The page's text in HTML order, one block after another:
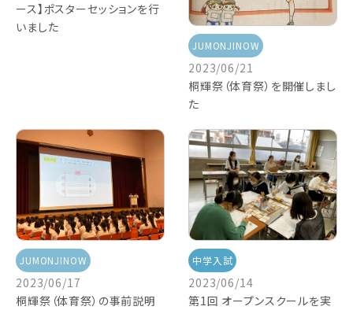
ース】ポスターセッションを行
いました
JUMONJINOW
2023/06/21
桐輝祭（体育祭）を開催しまし
た
JUMONJINOW
2023/06/17
桐輝祭（体育祭）の事前説明
中学入試
2023/06/14
第1回 オープンスクールを実